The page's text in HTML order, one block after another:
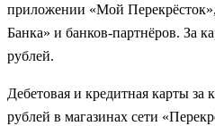
приложении «Мой
Банка» и банков-партнёров. За
рублей.
Дебетовая и кредитная карты за
рублей в магазинах сети